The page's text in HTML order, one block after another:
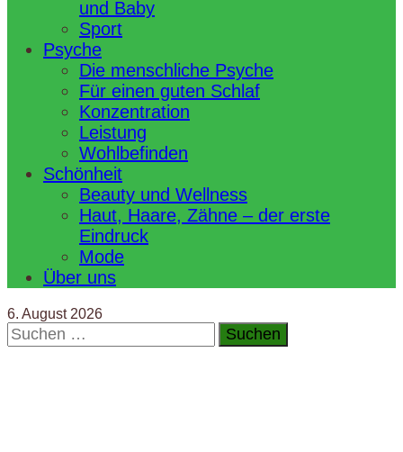
und Baby
Sport
Psyche
Die menschliche Psyche
Für einen guten Schlaf
Konzentration
Leistung
Wohlbefinden
Schönheit
Beauty und Wellness
Haut, Haare, Zähne – der erste
Eindruck
Mode
Über uns
6. August 2026
Suchen
nach: